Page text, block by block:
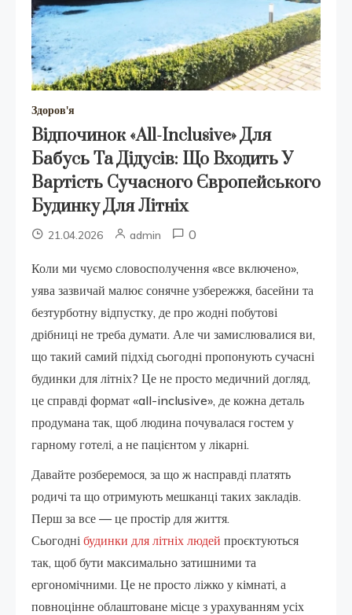
Здоров'я
Відпочинок «All-Inclusive» Для
Бабусь Та Дідусів: Що Входить У
Вартість Сучасного Європейського
Будинку Для Літніх
21.04.2026 admin 0
Коли ми чуємо словосполучення «все включено»,
уява зазвичай малює сонячне узбережжя, басейни та
безтурботну відпустку, де про жодні побутові
дрібниці не треба думати. Але чи замислювалися ви,
що такий самий підхід сьогодні пропонують сучасні
будинки для літніх? Це не просто медичний догляд,
це справді формат «all-inclusive», де кожна деталь
продумана так, щоб людина почувалася гостем у
гарному готелі, а не пацієнтом у лікарні.
Давайте розберемося, за що ж насправді платять
родичі та що отримують мешканці таких закладів.
Перш за все — це простір для життя.
Сьогодні будинки для літніх людей проєктуються
так, щоб бути максимально затишними та
ергономічними. Це не просто ліжко у кімнаті, а
повноцінне облаштоване місце з урахуванням усіх